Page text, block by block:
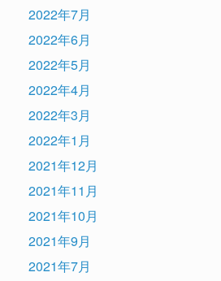
2022年7月
2022年6月
2022年5月
2022年4月
2022年3月
2022年1月
2021年12月
2021年11月
2021年10月
2021年9月
2021年7月